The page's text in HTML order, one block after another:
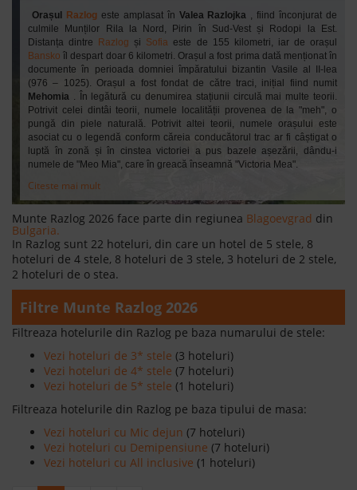
Orașul Razlog este amplasat în Valea Razlojka , fiind înconjurat de
culmile Munților Rila la Nord, Pirin în Sud-Vest și Rodopi la Est.
Distanța dintre
Razlog și Sofia este de 155 kilometri, iar de orașul
Banskoîl despart doar 6 kilometri. Orașul a fost prima dată menționat în
documente în perioada domniei împăratului bizantin Vasile al II-lea
(976 – 1025). Orașul a fost fondat de către traci, inițial fiind numit
Mehomia . În legătură cu denumirea stațiunii circulă mai multe teorii.
Potrivit celei dintâi teorii, numele localității provenea de la "meh", o
pungă din piele naturală. Potrivit altei teorii, numele orașului este
asociat cu o legendă conform căreia conducătorul trac ar fi câștigat o
luptă în zonă și în cinstea victoriei a pus bazele așezării, dându-i
numele de "Meo Mia", care în greacă înseamnă "Victoria Mea".
Citeste mai mult
Munte Razlog 2026 face parte din regiunea Blagoevgrad din
Bulgaria.
In Razlog sunt 22 hoteluri, din care un hotel de 5 stele, 8
hoteluri de 4 stele, 8 hoteluri de 3 stele, 3 hoteluri de 2 stele,
2 hoteluri de o stea.
Filtre Munte Razlog 2026
Filtreaza hotelurile din Razlog pe baza numarului de stele:
Vezi hoteluri de 3* stele (3 hoteluri)
Vezi hoteluri de 4* stele (7 hoteluri)
Vezi hoteluri de 5* stele (1 hoteluri)
Filtreaza hotelurile din Razlog pe baza tipului de masa:
Vezi hoteluri cu Mic dejun (7 hoteluri)
Vezi hoteluri cu Demipensiune (7 hoteluri)
Vezi hoteluri cu All inclusive (1 hoteluri)